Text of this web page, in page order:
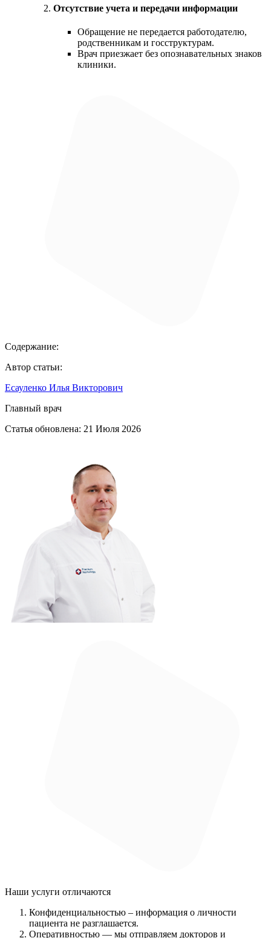
Отсутствие учета и передачи информации
Обращение не передается работодателю,
родственникам и госструктурам.
Врач приезжает без опознавательных знаков
клиники.
Содержание:
Автор статьи:
Есауленко Илья Викторович
Главный врач
Статья обновлена: 21 Июля 2026
Наши услуги отличаются
Конфиденциальностью – информация о личности
пациента не разглашается.
Оперативностью — мы отправляем докторов и